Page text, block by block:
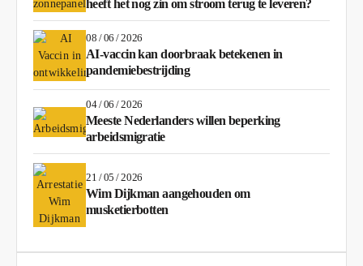
heeft het nog zin om stroom terug te leveren?
08 / 06 / 2026
AI-vaccin kan doorbraak betekenen in
pandemiebestrijding
04 / 06 / 2026
Meeste Nederlanders willen beperking
arbeidsmigratie
21 / 05 / 2026
Wim Dijkman aangehouden om
musketierbotten